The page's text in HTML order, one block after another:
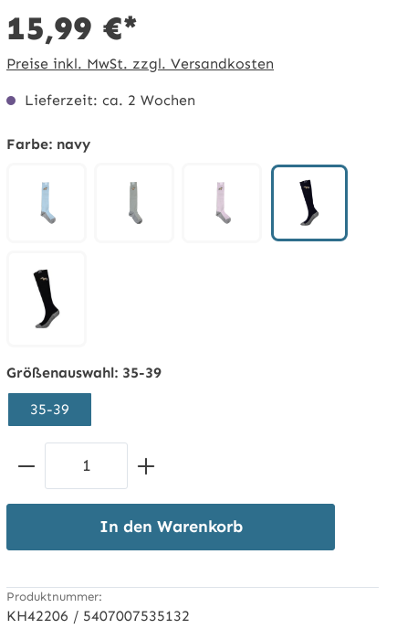
15,99 €*
Preise inkl. MwSt. zzgl. Versandkosten
Lieferzeit: ca. 2 Wochen
Farbe: navy
Größenauswahl: 35-39
35-39
Produkt Anzahl: Gib den
In den Warenkorb
Produktnummer:
KH42206 / 5407007535132